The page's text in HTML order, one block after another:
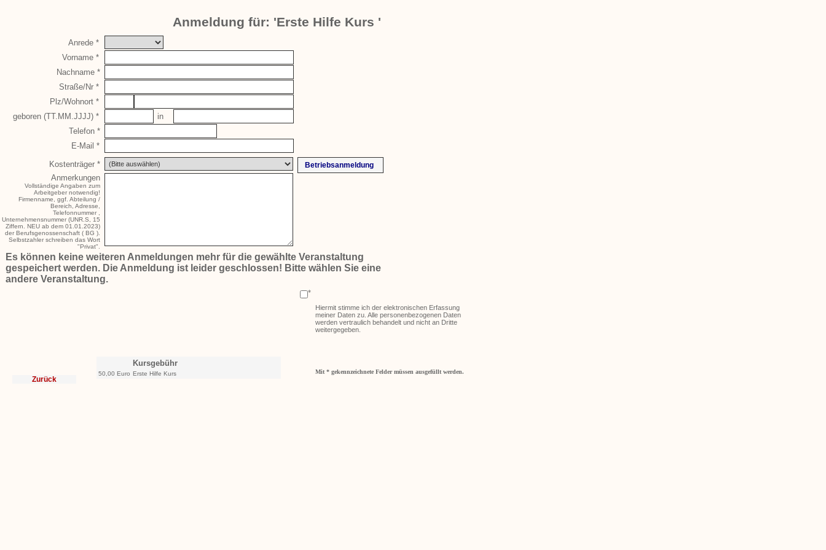
Anmeldung für: 'Erste Hilfe Kurs '
Anrede *
Vorname *
Nachname *
Straße/Nr *
Plz/Wohnort *
E-Mail *
geboren (TT.MM.JJJJ) *
Kostenträger *
Telefon *
Anmerkungen
Vollständige Angaben zum
Arbeitgeber notwendig!
Firmenname, ggf. Abteilung /
Bereich, Adresse,
Telefonnummer ,
Unternehmensnummer (UNR.S, 15
Ziffern. NEU ab dem 01.01.2023)
der Berufsgenossenschaft ( BG ).
Selbstzahler schreiben das Wort
"Privat".
Zurück
Es können keine weiteren Anmeldungen mehr für die gewählte Veranstaltung
gespeichert werden. Die Anmeldung ist leider geschlossen! Bitte wählen Sie eine
andere Veranstaltung.
Hiermit stimme ich der elektronischen Erfassung
meiner Daten zu. Alle personenbezogenen Daten
werden vertraulich behandelt und nicht an Dritte
weitergegeben.
Kursgebühr
50,00 Euro Erste Hilfe Kurs
*
Mit * gekennzeichnete Felder müssen ausgefüllt werden.
in